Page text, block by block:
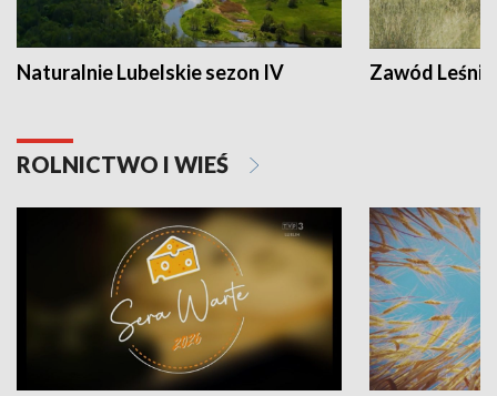
Naturalnie Lubelskie sezon IV Zawód Leśnik
ROLNICTWO I WIEŚ